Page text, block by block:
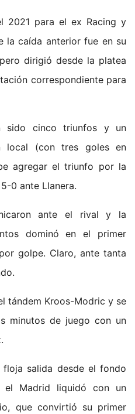
2021 para el ex Racing y
la caída anterior fue en su
dirigió desde la platea
correspondiente para
sido cinco triunfos y un
local (con tres goles en
agregar el triunfo por la
0 ante Llanera.
ante el rival y la
dominó en el primer
golpe. Claro, ante tanta
tándem Kroos-Modric y se
minutos de juego con un
salida desde el fondo
Madrid liquidó con un
que convirtió su primer